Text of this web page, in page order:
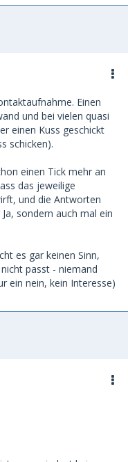
Einen
und bei vielen quasi
einen Kuss geschickt
schicken).
einen Tick mehr an
das jeweilige
und die Antworten
sondern auch mal ein
es gar keinen Sinn,
passt - niemand
ein nein, kein Interesse)